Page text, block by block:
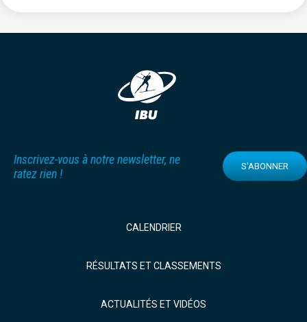
Inscrivez-vous à notre newsletter, ne
ratez rien !
S'ABONNER
CALENDRIER
RÉSULTATS ET CLASSEMENTS
ACTUALITÉS ET VIDÉOS